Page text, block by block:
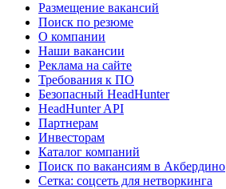
Размещение вакансий
Поиск по резюме
О компании
Наши вакансии
Реклама на сайте
Требования к ПО
Безопасный HeadHunter
HeadHunter API
Партнерам
Инвесторам
Каталог компаний
Поиск по вакансиям в Акбердино
Сетка: соцсеть для нетворкинга